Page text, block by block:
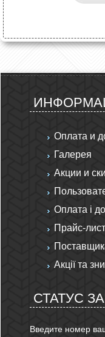
Оплата и
Галерея
Акции и
Оплата і
Прайс-лист
Акції та
СТАТУС
Введите номер